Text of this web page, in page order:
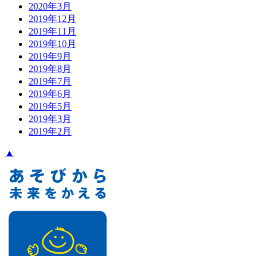
2020年3月
2019年12月
2019年11月
2019年10月
2019年9月
2019年8月
2019年7月
2019年6月
2019年5月
2019年3月
2019年2月
▲